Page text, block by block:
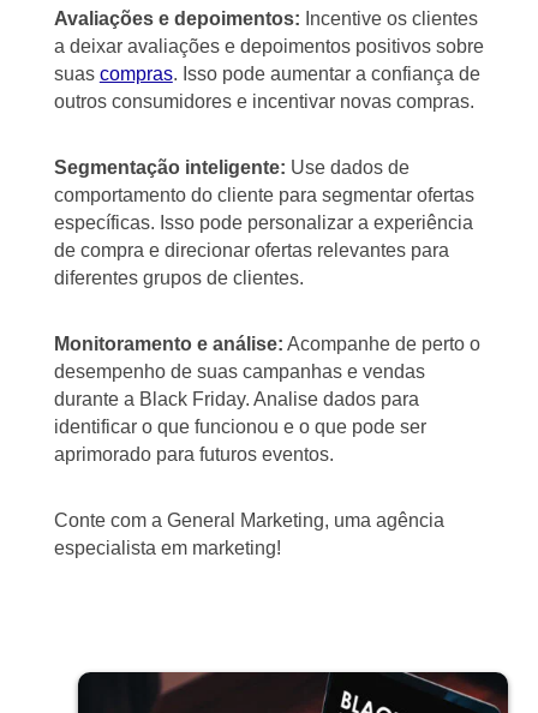
Avaliações e depoimentos: Incentive os clientes
a deixar avaliações e depoimentos positivos sobre
suas compras. Isso pode aumentar a confiança de
outros consumidores e incentivar novas compras.
Segmentação inteligente: Use dados de
comportamento do cliente para segmentar ofertas
específicas. Isso pode personalizar a experiência
de compra e direcionar ofertas relevantes para
diferentes grupos de clientes.
Monitoramento e análise: Acompanhe de perto o
desempenho de suas campanhas e vendas
durante a Black Friday. Analise dados para
identificar o que funcionou e o que pode ser
aprimorado para futuros eventos.
Conte com a General Marketing, uma agência
especialista em marketing!